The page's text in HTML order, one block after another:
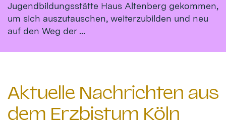
Jugendbildungsstätte Haus Altenberg gekommen,
um sich auszutauschen, weiterzubilden und neu
auf den Weg der ...
Aktuelle Nachrichten aus
dem Erzbistum Köln